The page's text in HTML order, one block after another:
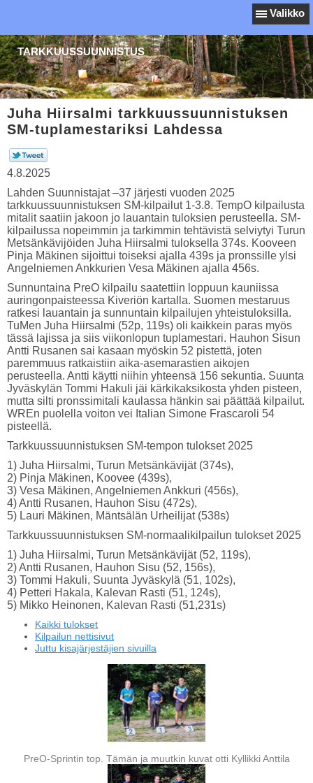
Valikko
TARKKUUSSUUNNISTUS
Juha Hiirsalmi tarkkuussuunnistuksen
SM-tuplamestariksi Lahdessa
4.8.2025
Lahden Suunnistajat –37 järjesti vuoden 2025
tarkkuussuunnistuksen SM-kilpailut 1-3.8. TempO kilpailusta
mitalit saatiin jakoon jo lauantain tuloksien perusteella. SM-
kilpailussa nopeimmin ja tarkimmin tehtävistä selviytyi Turun
Metsänkävijöiden Juha Hiirsalmi tuloksella 374s. Kooveen
Pinja Mäkinen sijoittui toiseksi ajalla 439s ja pronssille ylsi
Angelniemen Ankkurien Vesa Mäkinen ajalla 456s.
Sunnuntaina PreO kilpailu saatettiin loppuun kauniissa
auringonpaisteessa Kiveriön kartalla. Suomen mestaruus
ratkesi lauantain ja sunnuntain kilpailujen yhteistuloksilla.
TuMen Juha Hiirsalmi (52p, 119s) oli kaikkein paras myös
tässä lajissa ja siis viikonlopun tuplamestari. Hauhon Sisun
Antti Rusanen sai kasaan myöskin 52 pistettä, joten
paremmuus ratkaistiin aika-asemarastien aikojen
perusteella. Antti käytti niihin yhteensä 156 sekuntia. Suunta
Jyväskylän Tommi Hakuli jäi kärkikaksikosta yhden pisteen,
mutta silti pronssimitali kaulassa hänkin sai päättää kilpailut.
WREn puolella voiton vei Italian Simone Frascaroli 54
pisteellä.
Tarkkuussuunnistuksen SM-tempon tulokset 2025
1) Juha Hiirsalmi, Turun Metsänkävijät (374s),
2) Pinja Mäkinen, Koovee (439s),
3) Vesa Mäkinen, Angelniemen Ankkuri (456s),
4) Antti Rusanen, Hauhon Sisu (472s),
5) Lauri Mäkinen, Mäntsälän Urheilijat (538s)
Tarkkuussuunnistuksen SM-normaalikilpailun tulokset 2025
1) Juha Hiirsalmi, Turun Metsänkävijät (52, 119s),
2) Antti Rusanen, Hauhon Sisu (52, 156s),
3) Tommi Hakuli, Suunta Jyväskylä (51, 102s),
4) Petteri Hakala, Kalevan Rasti (51, 124s),
5) Mikko Heinonen, Kalevan Rasti (51,231s)
Kaikki tulokset
Kilpailun nettisivut
Juttu kisajärjestäjien sivuilla
PreO-Sprintin top. Tämän ja muutkin kuvat otti Kyllikki Anttila